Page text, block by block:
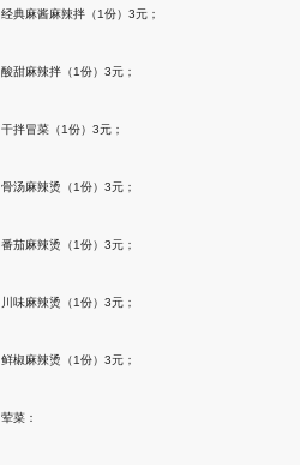
经典麻酱麻辣拌（1份）3元；
酸甜麻辣拌（1份）3元；
干拌冒菜（1份）3元；
骨汤麻辣烫（1份）3元；
番茄麻辣烫（1份）3元；
川味麻辣烫（1份）3元；
鲜椒麻辣烫（1份）3元；
荤菜：